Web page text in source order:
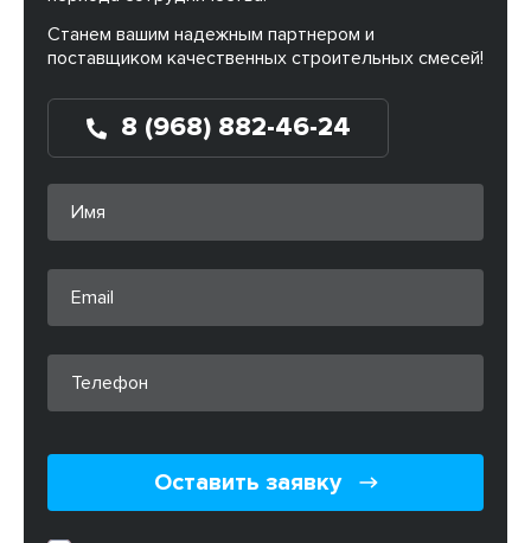
Станем вашим надежным партнером и
поставщиком качественных строительных смесей!
8 (968) 882-46-24
Оставить заявку